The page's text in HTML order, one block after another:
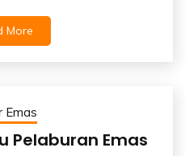
More
Emas
Pelaburan Emas